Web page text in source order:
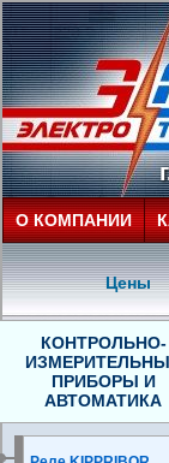
О КОМПАНИИ
Цены
КОНТРОЛЬНО-
ПРИБОРЫ И
АВТОМАТИКА